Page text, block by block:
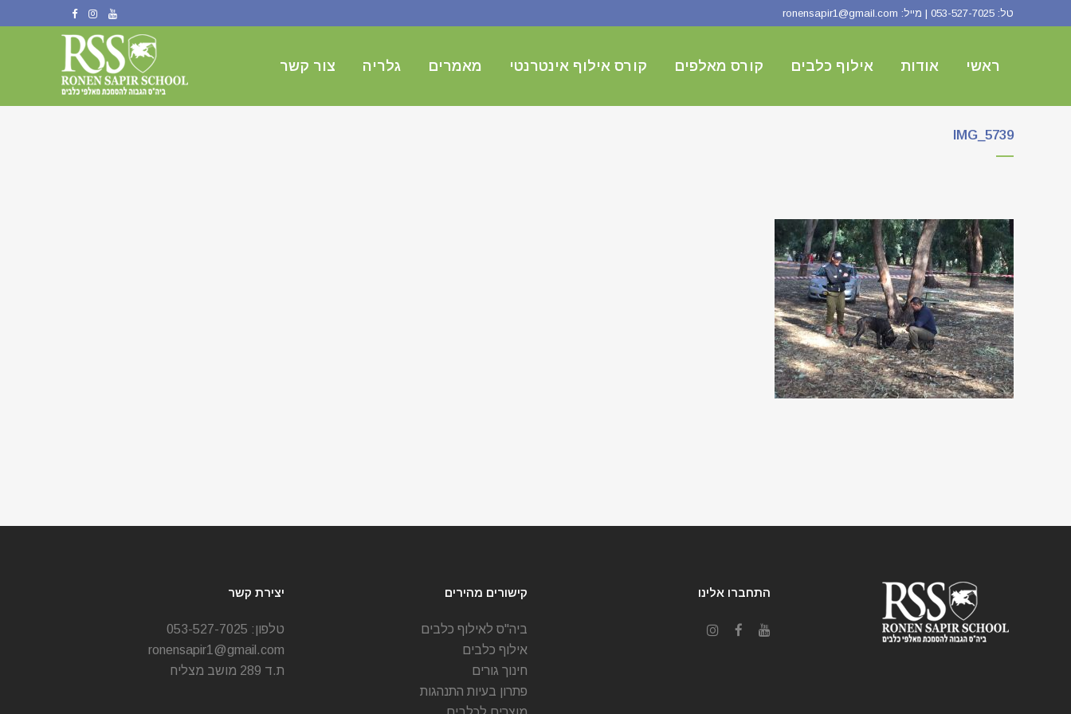
טל: 053-527-7025 | מייל: ronensapir1@gmail.com
ראשי אודות אילוף כלבים קורס מאלפים קורס אילוף אינטרנטי מאמרים גלריה צור קשר
IMG_5739
התחברו אלינו קישורים מהירים
ביה"ס לאילוף כלבים
אילוף כלבים
חינוך גורים
פתרון בעיות התנהגות
יצירת קשר
טלפון: 053-527-7025
ronensapir1@gmail.com
ת.ד 289 מושב מצליח